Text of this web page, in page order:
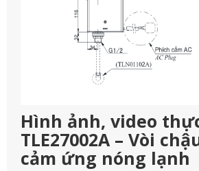
Hình ảnh, video
TLE27002A – Vòi
cảm ứng nóng lạnh